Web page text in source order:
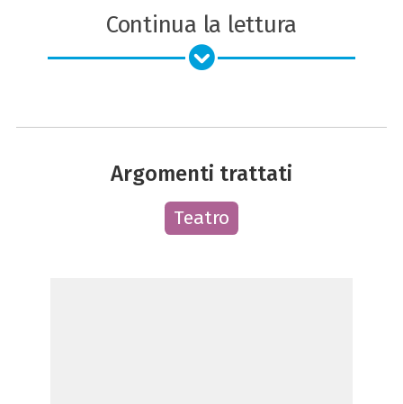
Continua la lettura
Argomenti trattati
Teatro